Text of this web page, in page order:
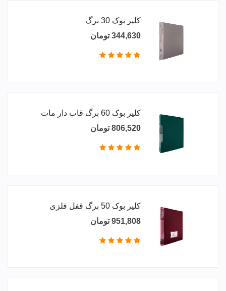
کلیر بوک 30 برگ
344,630 تومان
کلیر بوک 60 برگ قاب دار مات
806,520 تومان
کلیر بوک 50 برگ قفل فلزی
951,808 تومان